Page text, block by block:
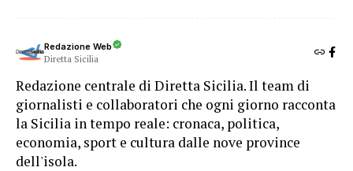
Redazione Web
Diretta Sicilia
Redazione centrale di Diretta Sicilia. Il team di
giornalisti e collaboratori che ogni giorno racconta
la Sicilia in tempo reale: cronaca, politica,
economia, sport e cultura dalle nove province
dell'isola.